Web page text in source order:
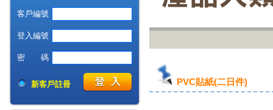
客戶編號
登入編號
密 碼
新客戶註冊 PVC貼紙(二日件)